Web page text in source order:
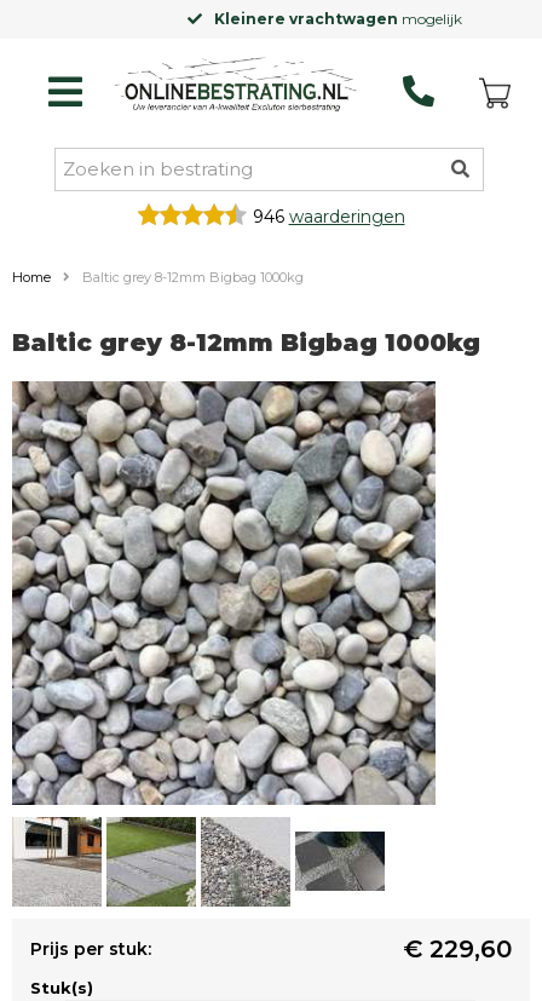
Kleinere vrachtwagenmogelijk
946 waarderingen
Home Baltic grey 8-12mm Bigbag 1000kg
Baltic grey 8-12mm Bigbag 1000kg
Prijs per stuk: € 229,60
Stuk(s)